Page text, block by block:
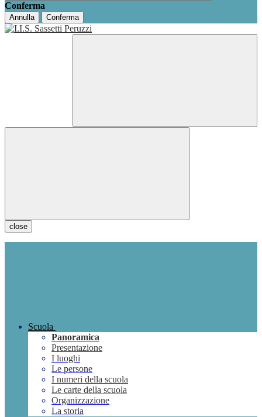
Conferma
Annulla Conferma
close
Scuola
Panoramica
Presentazione
I luoghi
Le persone
I numeri della scuola
Le carte della scuola
Organizzazione
La storia